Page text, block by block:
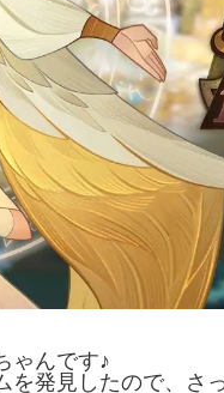
ゃんです♪
発見したので、さ